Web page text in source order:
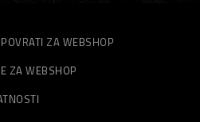
ZA WEBSHOP
ZA WEBSHOP